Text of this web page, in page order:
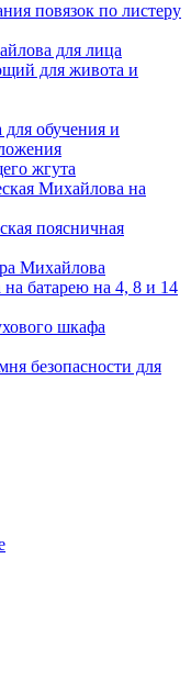
повязок по листеру
для лица
для живота и
обучения и
жгута
Михайлова на
поясничная
Михайлова
батарею на 4, 8 и 14
шкафа
безопасности для